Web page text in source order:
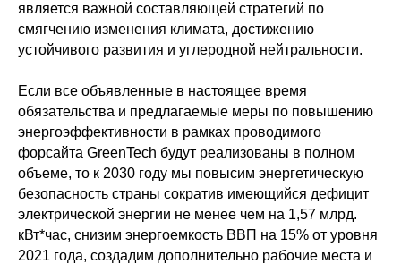
является важной составляющей стратегий по
смягчению изменения климата, достижению
устойчивого развития и углеродной нейтральности.
Если все объявленные в настоящее время
обязательства и предлагаемые меры по повышению
энергоэффективности в рамках проводимого
форсайта GreenTech будут реализованы в полном
объеме, то к 2030 году мы повысим энергетическую
безопасность страны сократив имеющийся дефицит
электрической энергии не менее чем на 1,57 млрд.
кВт*час, снизим энергоемкость ВВП на 15% от уровня
2021 года, создадим дополнительно рабочие места и